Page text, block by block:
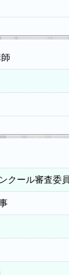
クール審査委員